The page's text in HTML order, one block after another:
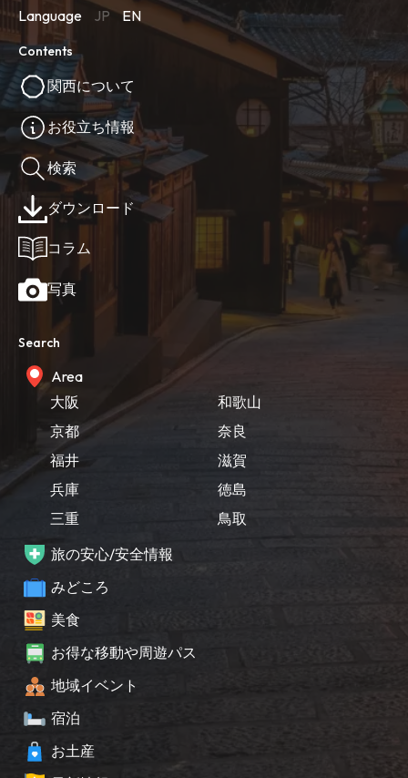
Language JP EN
Contents
関西について
お役立ち情報
検索
ダウンロード
コラム
写真
Search
Area
大阪
京都
福井
兵庫
三重
和歌山
奈良
滋賀
徳島
鳥取
旅の安心/安全情報
みどころ
美食
お得な移動や周遊パス
地域イベント
宿泊
お土産